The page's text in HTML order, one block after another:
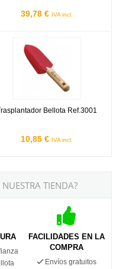
39,78 € IVA incl.
Bellota Ref.3001
10,85 € IVA incl.
TIENDA?
FACILIDADES EN LA
COMPRA
Envíos gratuitos